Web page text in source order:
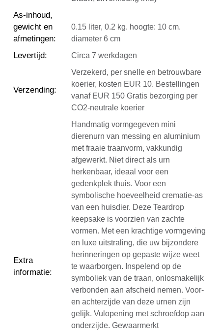
As-inhoud,
gewicht en
afmetingen:
0.15 liter, 0.2 kg. hoogte: 10 cm.
diameter 6 cm
Levertijd: Circa 7 werkdagen
Verzending:
Verzekerd, per snelle en betrouwbare
koerier, kosten EUR 10. Bestellingen
vanaf EUR 150 Gratis bezorging per
CO2-neutrale koerier
Extra
informatie:
Handmatig vormgegeven mini
dierenurn van messing en aluminium
met fraaie traanvorm, vakkundig
afgewerkt. Niet direct als urn
herkenbaar, ideaal voor een
gedenkplek thuis. Voor een
symbolische hoeveelheid crematie-as
van een huisdier. Deze Teardrop
keepsake is voorzien van zachte
vormen. Met een krachtige vormgeving
en luxe uitstraling, die uw bijzondere
herinneringen op gepaste wijze weet
te waarborgen. Inspelend op de
symboliek van de traan, onlosmakelijk
verbonden aan afscheid nemen. Voor-
en achterzijde van deze urnen zijn
gelijk. Vulopening met schroefdop aan
onderzijde. Gewaarmerkt